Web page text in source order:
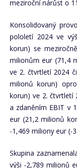
meziroční nárůst o
Konsolidovaný
pololetí 2024 ve
korun) se
milionům eur (71,4
ve 2. čtvrtletí 2024
milionů korun)
korun) ve 2. čtvrtletí
a zdaněním EBIT v
eur (21,2 milionů
-1,469 miliony eur (-
Skupina
výši -2,789 milionů